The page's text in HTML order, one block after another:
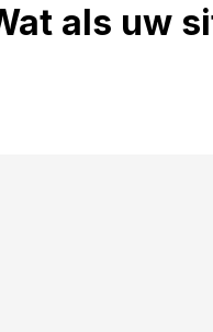
als uw
Einde